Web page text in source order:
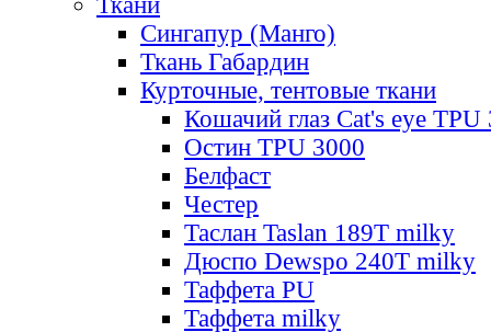
Сингапур (Манго)
Ткань Габардин
Курточные, тентовые ткани
Кошачий глаз Cat's eye TPU
Остин TPU 3000
Белфаст
Честер
Таслан Taslan 189T milky
Дюспо Dewspo 240T milky
Таффета PU
Таффета milky